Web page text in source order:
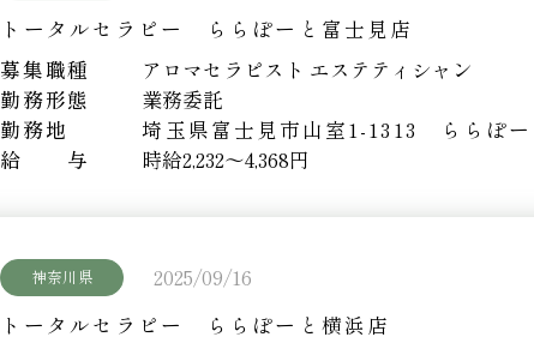
トータルセラピー ららぽーと富士見店
募集職種
アロマセラピスト エステティシャン
勤務形態
業務委託
勤務地
埼玉県富士見市山室1-1313 ららぽ
給 与
時給2,232～4,368円
神奈川県
2025/09/16
トータルセラピー ららぽーと横浜店